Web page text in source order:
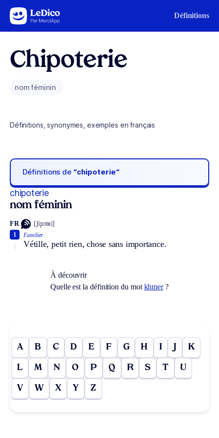
Aller au contenu Définitions
Chipoterie
nom féminin
Définitions, synonymes, exemples en français
Définitions de “chipoterie“
chipoterie
nom féminin
FR [ʃipɔtʀi]
Familier.
Vétille, petit rien, chose sans importance.
1
À découvrir
Quelle est la définition du mot khmer?
A B C D E F G H I J K
L M N O P Q R S T U
V W X Y Z